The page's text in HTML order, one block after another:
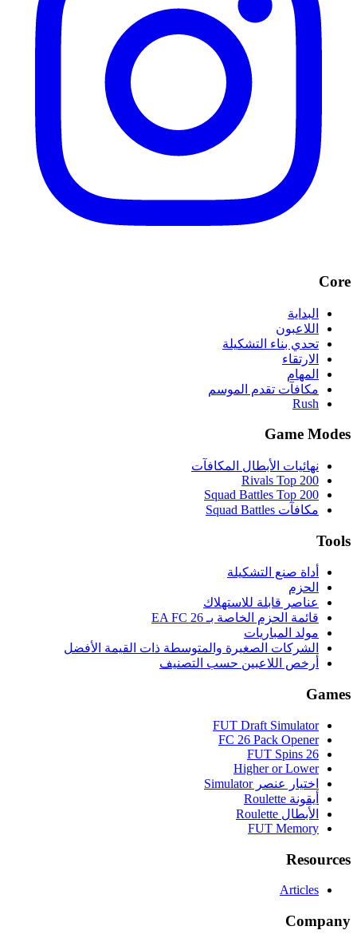
Core
البداية
اللاعبون
تحدي بناء التشكيلة
الارتقاء
المهام
مكافآت تقدم الموسم
Rush
Game Modes
نهائيات الأبطال المكافآت
Rivals Top 200
Squad Battles Top 200
مكافآت Squad Battles
Tools
أداة صنع التشكيلة
الحزم
عناصر قابلة للاستهلاك
قائمة الحزم الخاصة بـ EA FC 26
مولد المباريات
الشركات الصغيرة والمتوسطة ذات القيمة الأفضل
أرخص اللاعبين حسب التصنيف
Games
FUT Draft Simulator
FC 26 Pack Opener
FUT Spins 26
Higher or Lower
اختيار عنصر Simulator
أيقونة Roulette
الأبطال Roulette
FUT Memory
Resources
Articles
Company